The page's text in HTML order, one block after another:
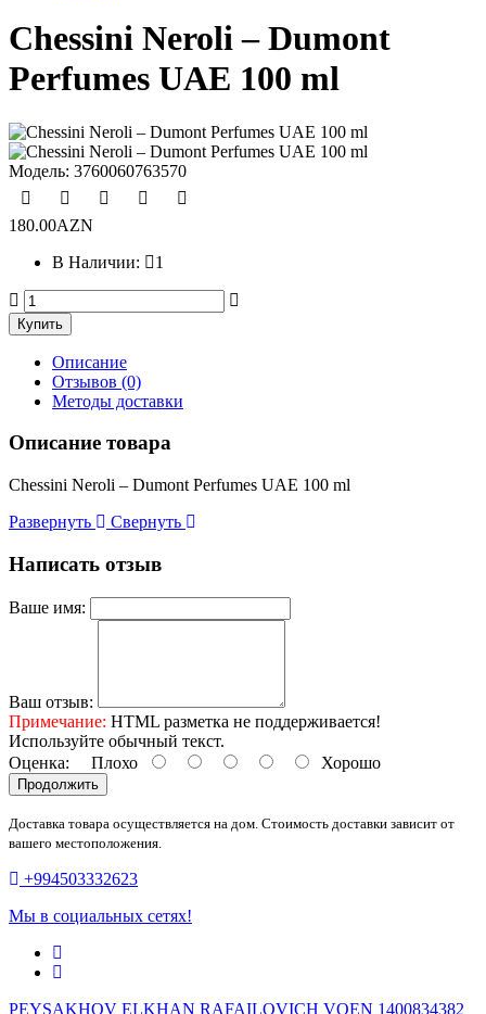
Chessini Neroli – Dumont
Perfumes UAE 100 ml
Модель: 3760060763570
180.00AZN
В Наличии:
1
Описание
Отзывов (0)
Методы доставки
Описание товара
Chessini Neroli – Dumont Perfumes UAE 100 ml
Развернуть
Свернуть
Написать отзыв
Ваше имя:
Ваш отзыв:
Примечание: HTML разметка не поддерживается!
Используйте обычный текст.
Оценка: Плохо Хорошо
Продолжить
Доставка товара осуществляется на дом. Стоимость доставки зависит от
вашего местоположения.
+994503332623
Мы в социальных сетях!
PEYSAKHOV ELKHAN RAFAILOVICH VOEN 1400834382